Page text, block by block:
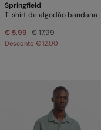
Springfield
T-shirt de algodão bandana
€ 5,99 € 17,99
Desconto € 12,00